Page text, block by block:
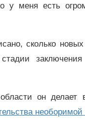
у меня есть
сколько новых
заключения
он делает